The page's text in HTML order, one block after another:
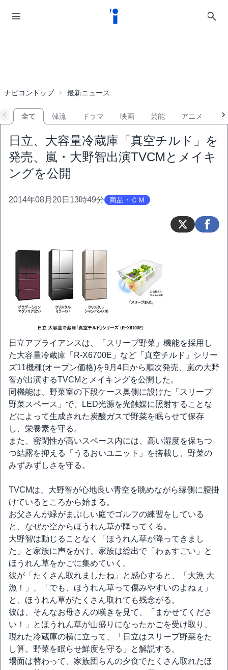
ナビコントップ 最新ニュース
全て 韓流 ドラマ 映画 芸能 アニメ
日立、大容量冷蔵庫「真空チルド」を
発売、嵐・大野智出演TVCMとメイキ
ングを公開
2014年08月20日13時49分 商品・ＣＭ
日立アプライアンスは、「スリープ野菜」機能を採用し
た大容量冷蔵庫「R-X6700E」など「真空チルド」シリー
ズ11機種(オープン価格)を9月4日から順次発売、嵐の大野
智が出演するTVCMとメイキングを公開した。
同機能は、野菜室の下段ケース奥側に設けた「スリープ
野菜スペース」で、LED光源を光触媒に照射することな
どによって生成された炭酸ガスで野菜を眠らせて保存
し、栄養素を守る。
また、密閉性が高いスペース内には、高い湿度を保ちつ
つ結露を抑える「うるおいユニット」を搭載し、野菜の
みずみずしさを守る。
TVCMは、大野智が心地良い青空を眺めながら縁側に腰掛
けているところから始まる。
お父さんが緑がまぶしい庭でゴルフの練習をしている
と、なぜか空からほうれん草が降ってくる。
大野智は動じることなく「ほうれん草が降ってきまし
た」と家族に声をかけ、家族は総出で「わぁすごい」と
ほうれん草をかごに集めていく。
彼が「たくさん取れましたね」と感心すると、「大漁 大
漁！」、「でも、ほうれん草って傷みやすいのよねぇ」
と、ほうれん草がたくさん取れても残念がる。
彼は、そんなお母さんの嘆きを見て、「まかせてくださ
い！」とほうれん草が山盛りになったかごを受け取り、
現れた冷蔵庫の横に立って、「日立はスリープ野菜をた
し算。野菜を眠らせ鮮度を守る」と解説する。
場面は替わって、家族団らんの夕食でたくさん取れたほ